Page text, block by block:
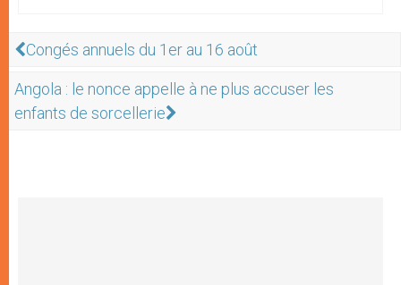
Congés annuels du 1er au 16 août
Angola : le nonce appelle à ne plus accuser les
enfants de sorcellerie